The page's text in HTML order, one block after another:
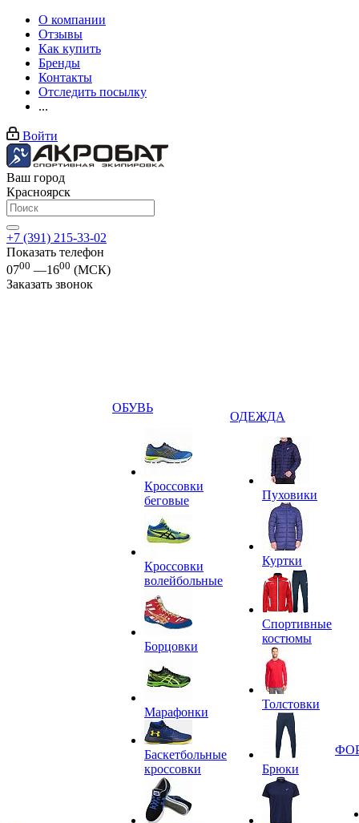
О компании
Отзывы
Как купить
Бренды
Контакты
Отследить посылку
...
Войти
Ваш город
Красноярск
+7 (391) 215-33-02
Показать телефон
0700 —1600 (МСК)
Заказать звонок
ОБУВЬ
Кроссовки
беговые
Кроссовки
волейбольные
Борцовки
Марафонки
Баскетбольные
кроссовки
ОДЕЖДА
Пуховики
Куртки
Спортивные
костюмы
Толстовки
Брюки